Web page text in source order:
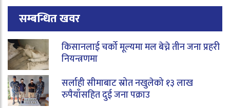
सम्बन्धित खवर
किसानलाई चर्को मूल्यमा मल बेच्ने तीन जना प्रहरी
नियन्त्रणमा
सर्लाही सीमाबाट स्रोत नखुलेको १३ लाख
रुपैयाँसहित दुई जना पक्राउ